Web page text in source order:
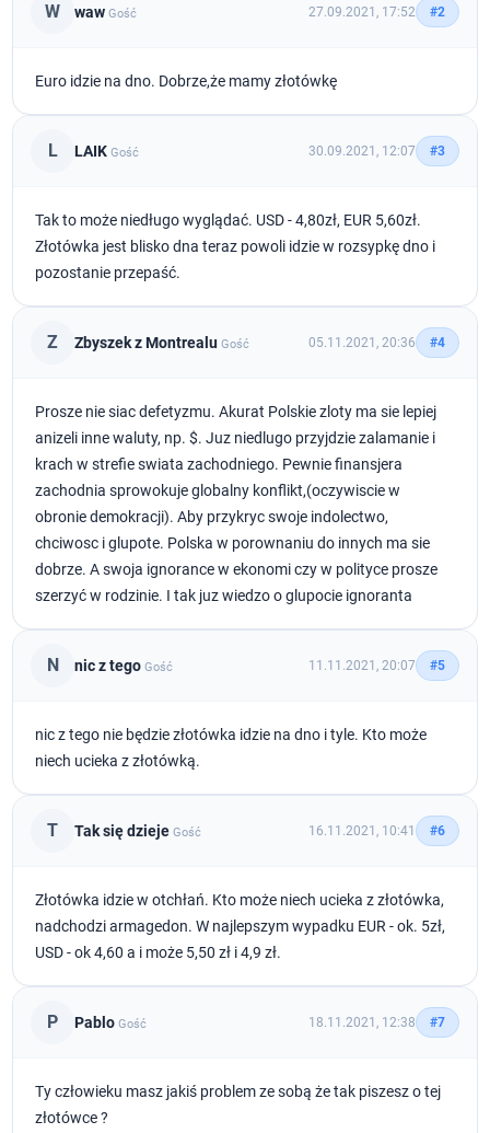
W waw Gość 27.09.2021, 17:52 #2
Euro idzie na dno. Dobrze,że mamy złotówkę
L LAIK Gość 30.09.2021, 12:07 #3
Tak to może niedługo wyglądać. USD - 4,80zł, EUR 5,60zł.
Złotówka jest blisko dna teraz powoli idzie w rozsypkę dno i
pozostanie przepaść.
Z Zbyszek z Montrealu Gość 05.11.2021, 20:36 #4
Prosze nie siac defetyzmu. Akurat Polskie zloty ma sie lepiej
anizeli inne waluty, np. $. Juz niedlugo przyjdzie zalamanie i
krach w strefie swiata zachodniego. Pewnie finansjera
zachodnia sprowokuje globalny konflikt,(oczywiscie w
obronie demokracji). Aby przykryc swoje indolectwo,
chciwosc i glupote. Polska w porownaniu do innych ma sie
dobrze. A swoja ignorance w ekonomi czy w polityce prosze
szerzyć w rodzinie. I tak juz wiedzo o glupocie ignoranta
N nic z tego Gość 11.11.2021, 20:07 #5
nic z tego nie będzie złotówka idzie na dno i tyle. Kto może
niech ucieka z złotówką.
T Tak się dzieje Gość 16.11.2021, 10:41 #6
Złotówka idzie w otchłań. Kto może niech ucieka z złotówka,
nadchodzi armagedon. W najlepszym wypadku EUR - ok. 5zł,
USD - ok 4,60 a i może 5,50 zł i 4,9 zł.
P Pablo Gość 18.11.2021, 12:38 #7
Ty człowieku masz jakiś problem ze sobą że tak piszesz o tej
złotówce ?